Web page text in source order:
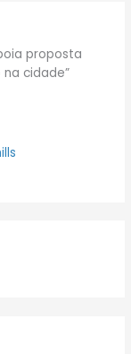
proposta
cidade”